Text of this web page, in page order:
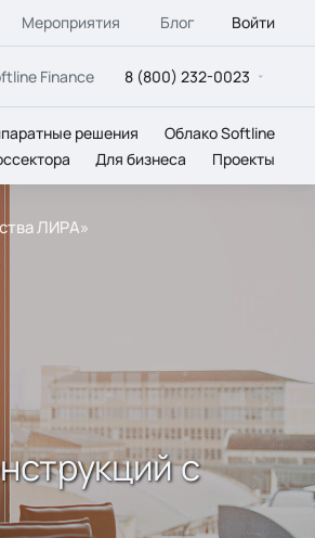
Мероприятия Блог Войти
Finance 8 (800) 232-0023
решения
Облако Softline
Для бизнеса Проекты
ЛИРА»
с